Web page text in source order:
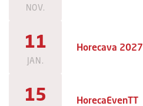
NOV.
11
JAN.
Horecava 2027
15 HorecaEvenTT